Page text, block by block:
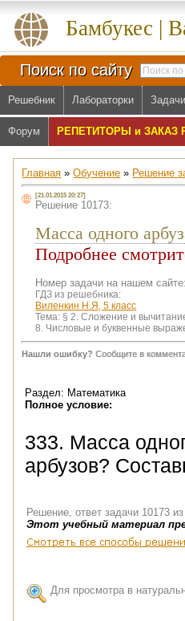
Бамбукес |
Поиск по сайту
Решебник Лабораторки Задачи
Форум РЕПЕТИТОРЫ и ЗАКАЗ
Главная »Обучение » Решение
[21.01.2015 20:27]
Решение 10173:
Масса одного
Подробнее
Номер задачи на нашем
ГДЗ из решебника:
Виленкин Н.Я, 5 класс
Тема: § 2. Сложение и
8. Числовые и буквенные
Нашли ошибку? Сообщите в
Раздел: Математика
Полное условие:
333. Масса
арбузов?
Решение, ответ задачи 10173
Этот учебный материал
Для просмотра в